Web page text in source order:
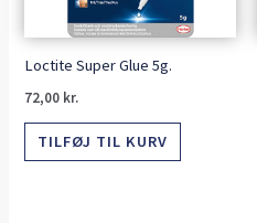
Loctite Super Glue 5g.
72,00 kr.
TILFØJ TIL KURV